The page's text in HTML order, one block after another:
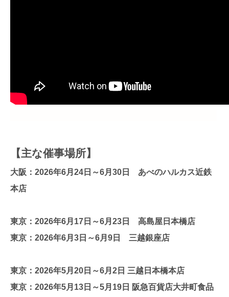
【主な催事場所】
大阪：2026年6月24日～6月30日 あべのハルカス近鉄
本店
東京：2026年6月17日～6月23日 高島屋日本橋店
東京：2026年6月3日～6月9日 三越銀座店
東京：2026年5月20日～6月2日 三越日本橋本店
東京：2026年5月13日～5月19日 阪急百貨店大井町食品